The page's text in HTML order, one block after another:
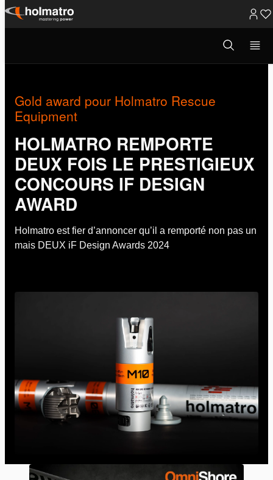
Passer
Ouvrir
la
de
Gold award pour Holmatro Rescue
Equipment
HOLMATRO REMPORTE
DEUX FOIS LE PRESTIGIEUX
CONCOURS IF DESIGN
AWARD
Holmatro est fier d’annoncer qu’il a remporté non pas un
mais DEUX iF Design Awards 2024